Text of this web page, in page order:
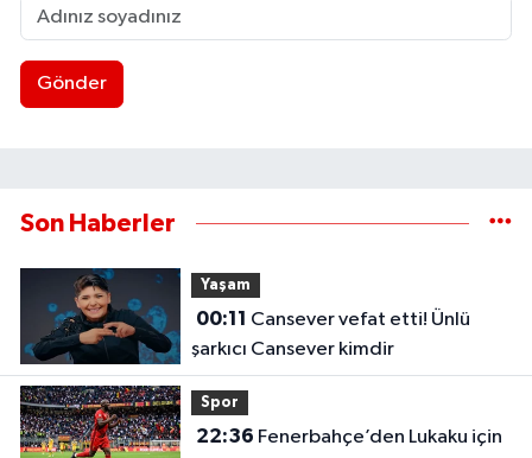
Gönder
Son Haberler
Yaşam
00:11
şarkıcı Cansever kimdir
Spor
22:36